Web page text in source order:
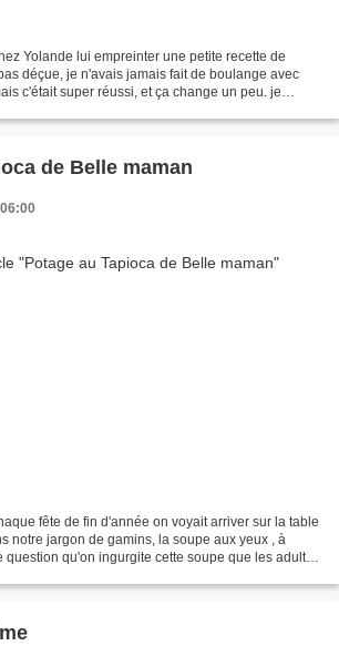
Yolande lui empreinter une petite recette de
déçue, je n'avais jamais fait de boulange avec
c'était super réussi, et ça change un peu. je
de Belle maman
fête de fin d'année on voyait arriver sur la table
notre jargon de gamins, la soupe aux yeux , à
question qu'on ingurgite cette soupe que les adultes